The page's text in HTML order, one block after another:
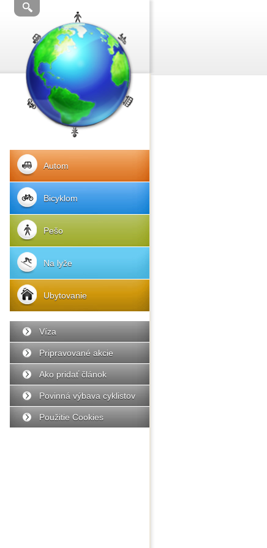
Autom
Bicyklom
Pešo
Na lyže
Ubytovanie
Víza
Pripravované akcie
Ako pridať článok
Povinná výbava cyklistov
Použitie Cookies